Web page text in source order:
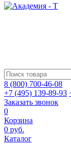
8 (800) 700-46-08
+7 (495) 139-89-93
Заказать звонок
0
Корзина
0 руб.
Каталог